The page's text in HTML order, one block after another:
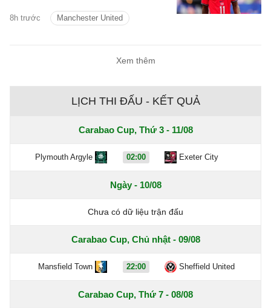
8h trước Manchester United
Carrick xác nhận.
Xem thêm
LỊCH THI ĐẤU - KẾT QUẢ
Carabao Cup, Thứ 3 - 11/08
Plymouth Argyle 02:00 Exeter City
Ngày - 10/08
Chưa có dữ liệu trận đấu
Carabao Cup, Chủ nhật - 09/08
Mansfield Town 22:00 Sheffield United
Carabao Cup, Thứ 7 - 08/08